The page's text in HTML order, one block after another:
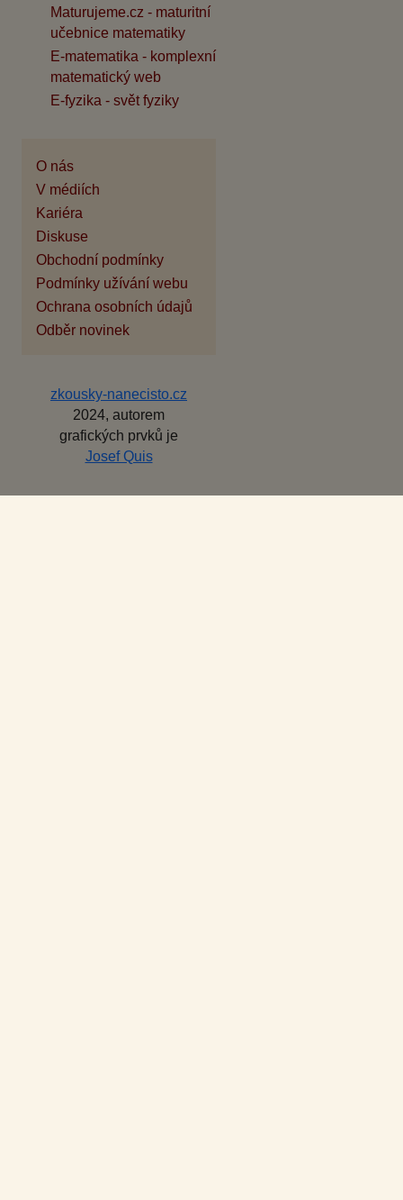
Maturujeme.cz - maturitní
učebnice matematiky
E-matematika - komplexní
matematický web
E-fyzika - svět fyziky
O nás
V médiích
Kariéra
Diskuse
Obchodní podmínky
Podmínky užívání webu
Ochrana osobních údajů
Odběr novinek
zkousky-nanecisto.cz
2024, autorem
grafických prvků je
Josef Quis